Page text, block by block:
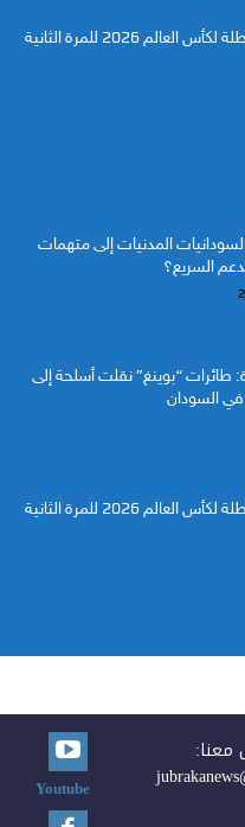
إسبانيا تتوج بطلة لكأس العالم 2026 للمرة الثانية
المدنيات إلى متهمات
السريع؟
طائرات “بوينغ” نقلت أسلحة إلى
في السودان
إسبانيا تتوج بطلة لكأس العالم 2026 للمرة الثانية
معنا:
Youtube